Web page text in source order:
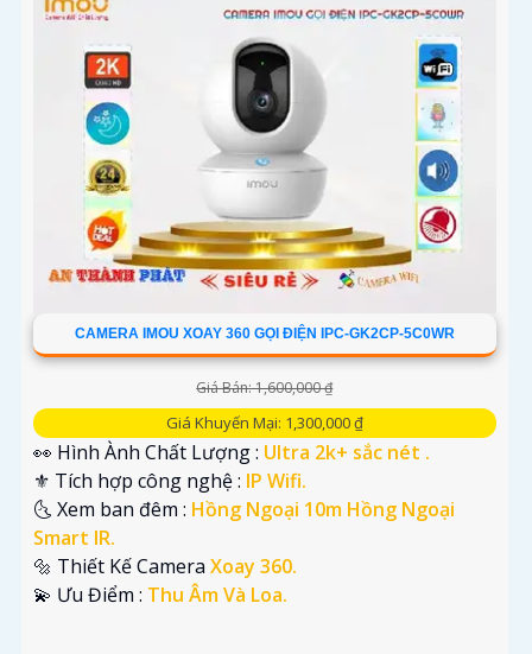
CAMERA IMOU XOAY 360 GỌI ĐIỆN IPC-GK2CP-5C0WR
Giá Bán: 1,600,000 ₫
Giá Khuyến Mại: 1,300,000 ₫
👀 Hình Ành Chất Lượng : Ultra 2k+ sắc nét .
⚜️ Tích hợp công nghệ : IP Wifi.
🌜 Xem ban đêm : Hồng Ngoại 10m Hồng Ngoại
Smart IR.
🔩 Thiết Kế Camera Xoay 360.
️💫 Ưu Điểm : Thu Âm Và Loa.